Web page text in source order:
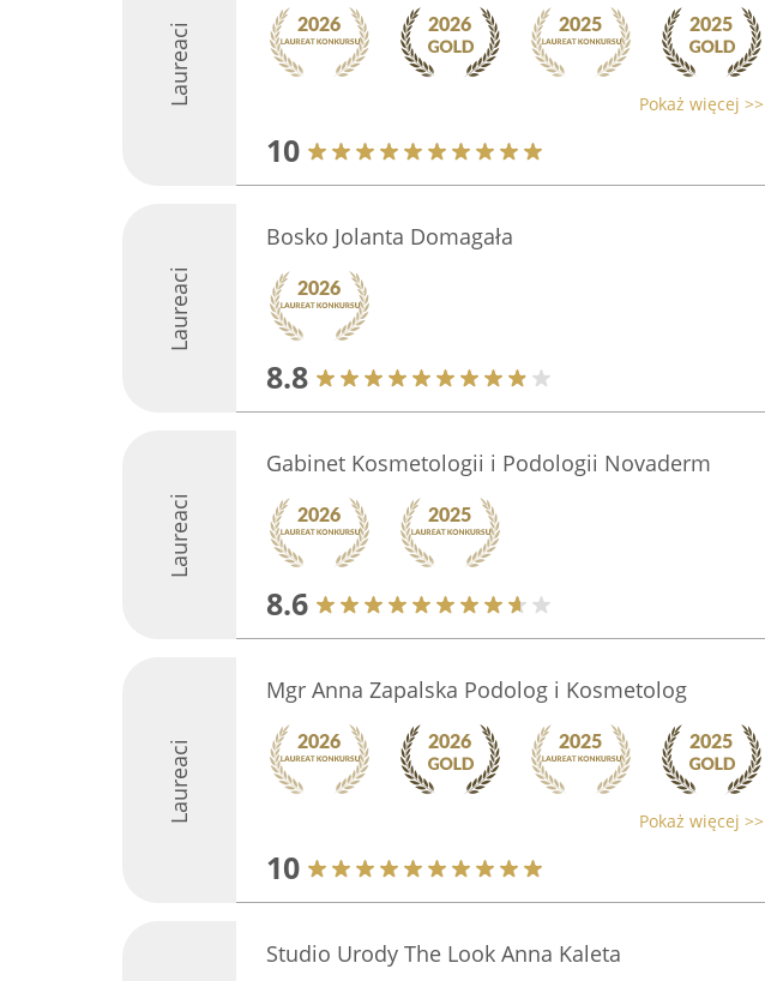
Laureaci Pokaż więcej >>
10
Laureaci
Bosko Jolanta Domagała
8.8
Laureaci
Gabinet Kosmetologii i Podologii Novaderm
8.6
Laureaci
Mgr Anna Zapalska Podolog i Kosmetolog
Pokaż więcej >>
10
Studio Urody The Look Anna Kaleta